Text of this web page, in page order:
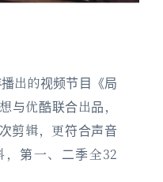
出的视频节目《局
与优酷联合出品，
剪辑，更符合声音
第一、二季全32